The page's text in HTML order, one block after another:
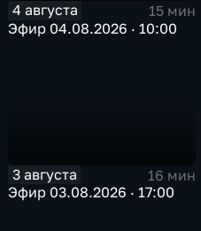
4 августа
15 мин
Эфир 04.08.2026 · 10:00
3 августа
16 мин
Эфир 03.08.2026 · 17:00